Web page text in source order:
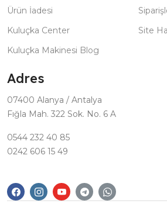
Ürün İadesi
Kuluçka Center
Kuluçka Makinesi Blog
Site
Adres
07400 Alanya / Antalya
Fığla Mah. 322 Sok. No. 6 A
0544 232 40 85
0242 606 15 49